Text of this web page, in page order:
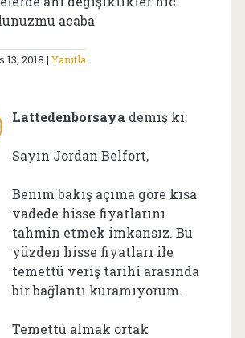
acaba
13, 2018 Yanıtla
Lattedenborsaya demiş ki:
Sayın Jordan Belfort,
Benim bakış açıma göre kısa
vadede hisse fiyatlarını
tahmin etmek imkansız. Bu
yüzden hisse fiyatları ile
temettü veriş tarihi arasında
bir bağlantı kuramıyorum.
Temettü almak ortak